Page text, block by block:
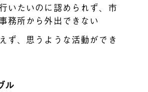
いたいのに認められず、市
務所から外出できない
ず、思うような活動ができ
ル